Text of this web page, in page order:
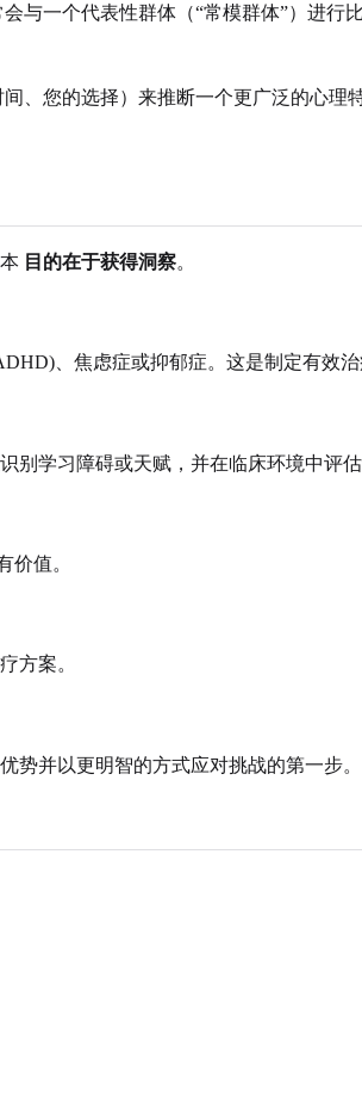
与一个代表性群体（“常模群体”）进行
、您的选择）来推断一个更广泛的心理特
目的在于获得洞察。
、焦虑症或抑郁症。这是制定有效治
学习障碍或天赋，并在临床环境中评估
价值。
方案。
势并以更明智的方式应对挑战的第一步。